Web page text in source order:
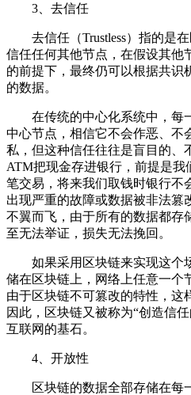
3、去信任
去信任（Trustless）指的是在
信任任何其他节点，在假设其他
的前提下，最终仍可以根据共识
的数据。
在传统的中心化系统中，每
中心节点，相信它不会作恶、不
私，但这种信任往往是盲目的、
ATM把现金存进银行，前提是
笔交易，将来我们取钱时银行不
出现严重的故障或数据被非法篡
不翼而飞，由于所有的数据都存
至无法举证，损失无法挽回。
如果采用区块链来实现这个
储在区块链上，网络上任意一个
由于区块链不可篡改的特性，这
因此，区块链又被称为“创造信
互联网的基石。
4、开放性
区块链的数据全部存储在每